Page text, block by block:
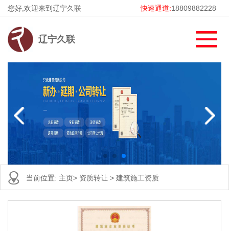
您好,欢迎来到辽宁久联 快速通道:18809882228
辽宁久联
当前位置: 主页> 资质转让 > 建筑施工资质